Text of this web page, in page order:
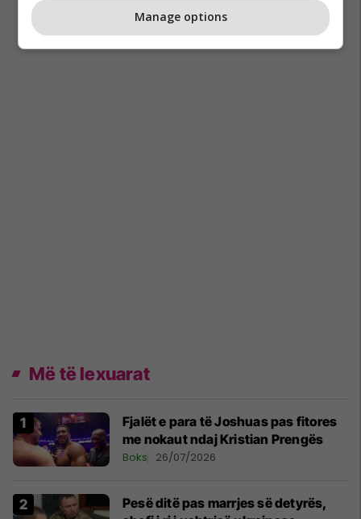
Më të lexuarat
Fjalët e para të Joshuas pas fitores
me nokaut ndaj Kristian Prengës
Boks 26/07/2026
Pesë ditë pas marrjes së detyrës,
Manage options